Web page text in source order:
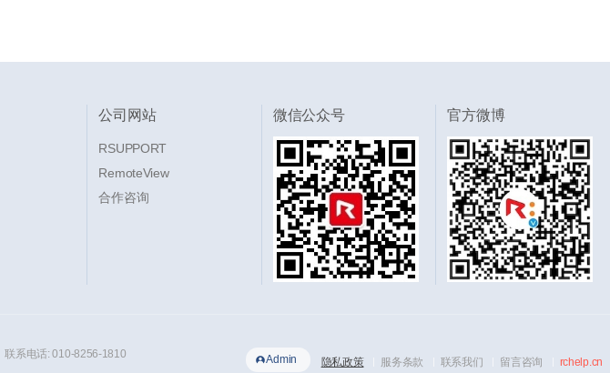
公司网站
RSUPPORT
RemoteView
合作咨询
微信公众号 官方微博
联系电话: 010-8256-1810
Admin 隐私政策 服务条款 联系我们 留言咨询 rchelp.cn